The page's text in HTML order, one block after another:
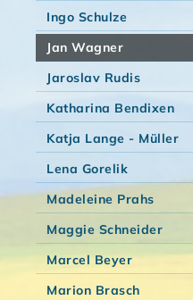
Ingo Schulze
Jan Wagner
Jaroslav Rudis
Katharina Bendixen
Katja Lange - Müller
Lena Gorelik
Madeleine Prahs
Maggie Schneider
Marcel Beyer
Marion Brasch